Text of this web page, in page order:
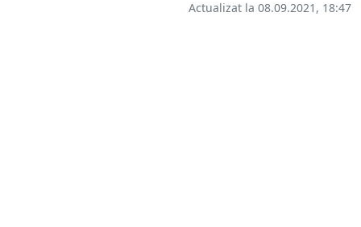
Actualizat la 08.09.2021, 18:47